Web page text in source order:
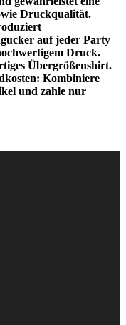
Druckqualität.
auf jeder Party
Druck.
Übergrößenshirt.
Kombiniere
und zahle nur